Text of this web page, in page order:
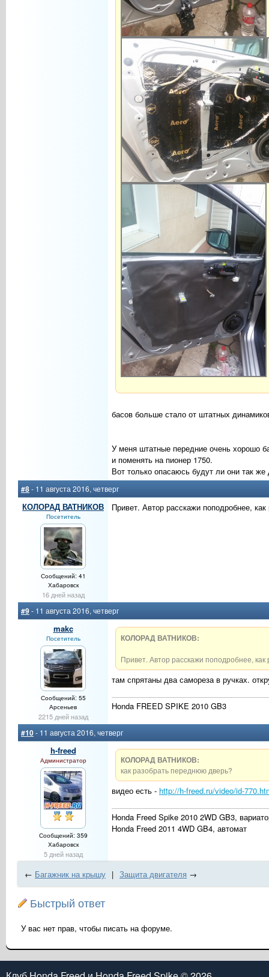
басов больше стало от штатных
У меня штатные передние очень хорошо
и поменять на пионер 1750.
Вот только опасаюсь будут ли они так же
#8- 11 августа 2016, четверг
КОЛОРАД ВАТНИКОВ
Посетитель
Сообщений: 41
Хабаровск
16 дней назад
Привет. Автор расскажи поподробнее,
#9- 11 августа 2016, четверг
makc
Посетитель
Сообщений: 55
Арсеньев
2215 дней назад
КОЛОРАД ВАТНИКОВ:
Привет. Автор расскажи поподробнее,
там спрятаны два самореза в ручках.
Honda FREED SPIKE 2010 GB3
#10- 11 августа 2016, четверг
h-freed
Администратор
Сообщений: 359
Хабаровск
5 дней назад
КОЛОРАД ВАТНИКОВ:
как разобрать переднюю дверь?
видео есть - http://h-freed.ru/video/id-
Honda Freed Spike 2010 2WD GB3,
Honda Freed 2011 4WD GB4, автомат
← Багажник на крышу | Защита двигателя →
Быстрый ответ
У вас нет прав, чтобы писать на форуме.